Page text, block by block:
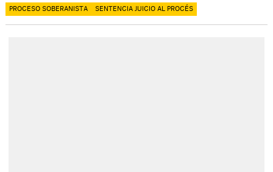
PROCESO SOBERANISTA SENTENCIA JUICIO AL PROCÉS